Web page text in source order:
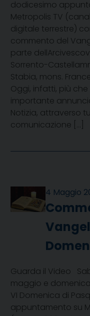
dodicesimo
Metropolis TV
digitale terrestre)
commento del
parte
Sorrento-
Stabia, mons.
Oggi, infatti, più che
importante
Notizia, attraverso
comunicazione […]
4 Maggio
Guarda il Video
maggio e
VI Domenica di
appuntamento su